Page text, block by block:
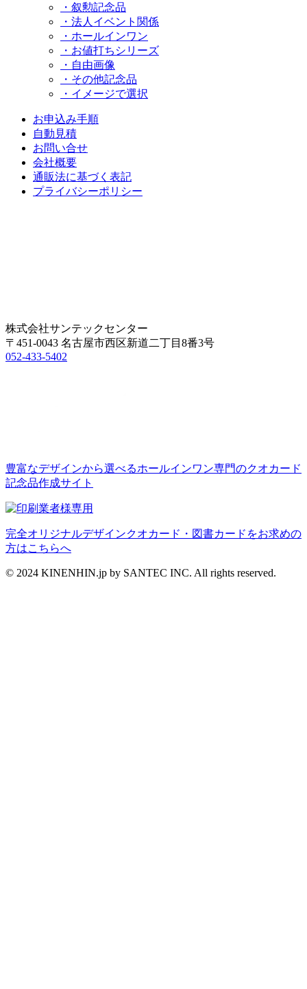
・叙勲記念品
・法人イベント関係
・ホールインワン
・お値打ちシリーズ
・自由画像
・その他記念品
・イメージで選択
お申込み手順
自動見積
お問い合せ
会社概要
通販法に基づく表記
プライバシーポリシー
株式会社サンテックセンター
〒451-0043 名古屋市西区新道二丁目8番3号
052-433-5402
豊富なデザインから選べるホールインワン専門のクオカード
記念品作成サイト
完全オリジナルデザインクオカード・図書カードをお求めの
方はこちらへ
© 2024 KINENHIN.jp by SANTEC INC. All rights reserved.